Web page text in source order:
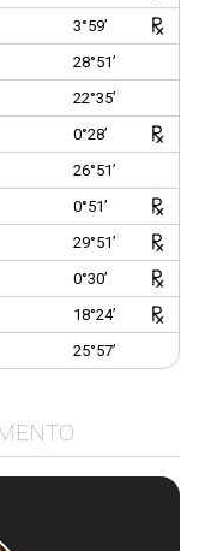
3°59’
28°51’
22°35’
0°28’
26°51’
0°51’
29°51’
0°30’
18°24’
25°57’